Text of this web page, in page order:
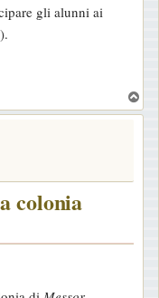
gli alunni ai
o
colonia